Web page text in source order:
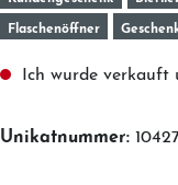
Flaschenöffner
Ich wurde verkauft
Unikatnummer: